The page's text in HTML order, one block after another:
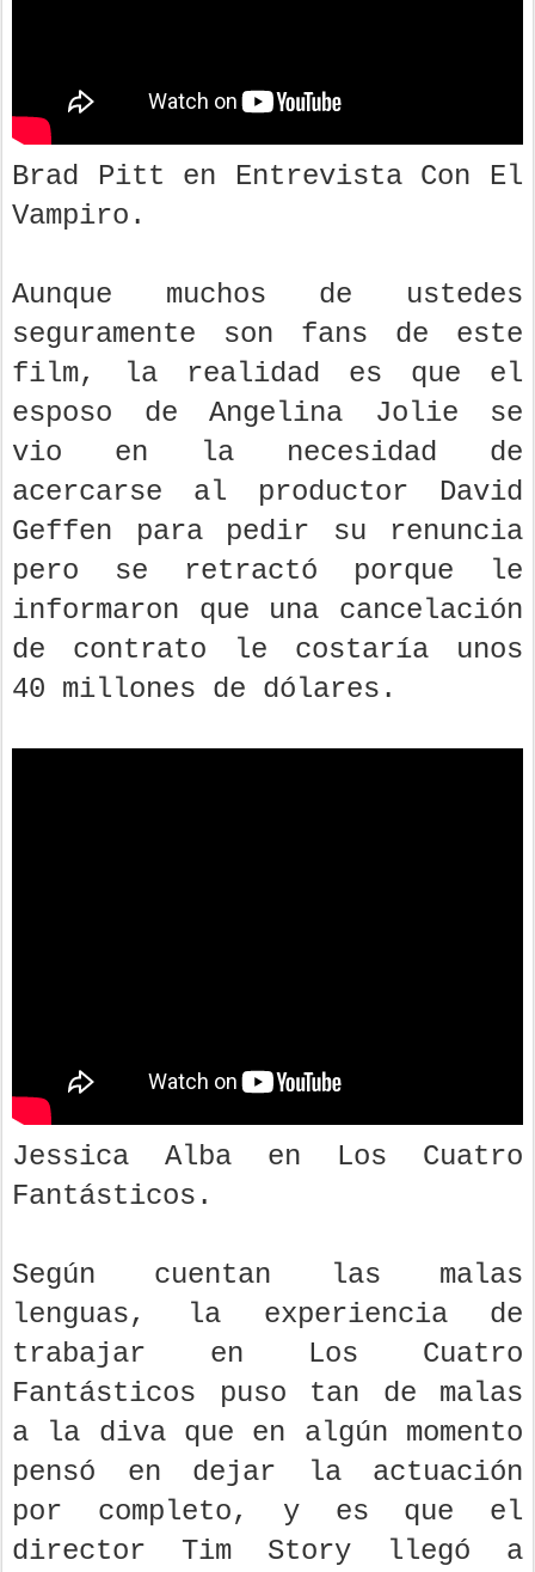
Brad Pitt en Entrevista Con El
Vampiro.
Aunque muchos de ustedes
seguramente son fans de este
film, la realidad es que el
esposo de Angelina Jolie se
vio en la necesidad de
acercarse al productor David
Geffen para pedir su renuncia
pero se retractó porque le
informaron que una cancelación
de contrato le costaría unos
40 millones de dólares.
Jessica Alba en Los Cuatro
Fantásticos.
Según cuentan las malas
lenguas, la experiencia de
trabajar en Los Cuatro
Fantásticos puso tan de malas
a la diva que en algún momento
pensó en dejar la actuación
por completo, y es que el
director Tim Story llegó a